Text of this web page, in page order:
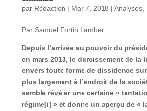
par Rédaction | Mar 7, 2018 | Analyses,
Par Samuel Fortin Lambert
Depuis l’arrivée au pouvoir du
en mars 2013, le durcissement de la
envers toute forme de dissidence
plus largement à l’endroit de la
semble révéler une certaine «
régime[i] » et donne un aperçu de «